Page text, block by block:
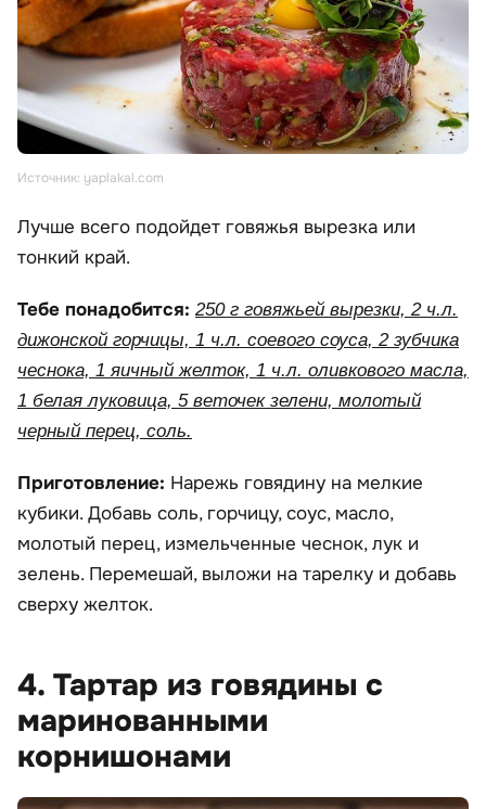
Источник: yaplakal.com
Лучше всего подойдет говяжья вырезка или
тонкий край.
Тебе понадобится: 250 г говяжьей вырезки, 2 ч.л.
дижонской горчицы, 1 ч.л. соевого соуса, 2 зубчика
чеснока, 1 яичный желток, 1 ч.л. оливкового масла,
1 белая луковица, 5 веточек зелени, молотый
черный перец, соль.
Приготовление: Нарежь говядину на мелкие
кубики. Добавь соль, горчицу, соус, масло,
молотый перец, измельченные чеснок, лук и
зелень. Перемешай, выложи на тарелку и добавь
сверху желток.
4. Тартар из говядины с
маринованными
корнишонами